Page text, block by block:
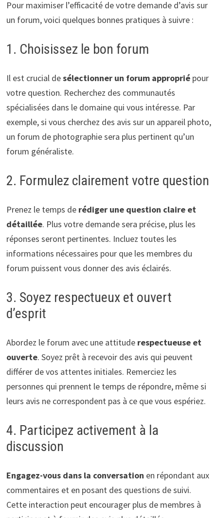
Pour maximiser l’efficacité de votre demande d’avis sur
un forum, voici quelques bonnes pratiques à suivre :
1. Choisissez le bon forum
Il est crucial desélectionner un forum appropriépour
votre question. Recherchez des communautés
spécialisées dans le domaine qui vous intéresse. Par
exemple, si vous cherchez des avis sur un appareil photo,
un forum de photographie sera plus pertinent qu’un
forum généraliste.
2. Formulez clairement votre question
Prenez le temps de rédiger une question claire et
détaillée. Plus votre demande sera précise, plus les
réponses seront pertinentes. Incluez toutes les
informations nécessaires pour que les membres du
forum puissent vous donner des avis éclairés.
3. Soyez respectueux et ouvert
d’esprit
Abordez le forum avec une attitude respectueuse et
ouverte. Soyez prêt à recevoir des avis qui peuvent
différer de vos attentes initiales. Remerciez les
personnes qui prennent le temps de répondre, même si
leurs avis ne correspondent pas à ce que vous espériez.
4. Participez activement à la
discussion
Engagez-vous dans la conversation en répondant aux
commentaires et en posant des questions de suivi.
Cette interaction peut encourager plus de membres à